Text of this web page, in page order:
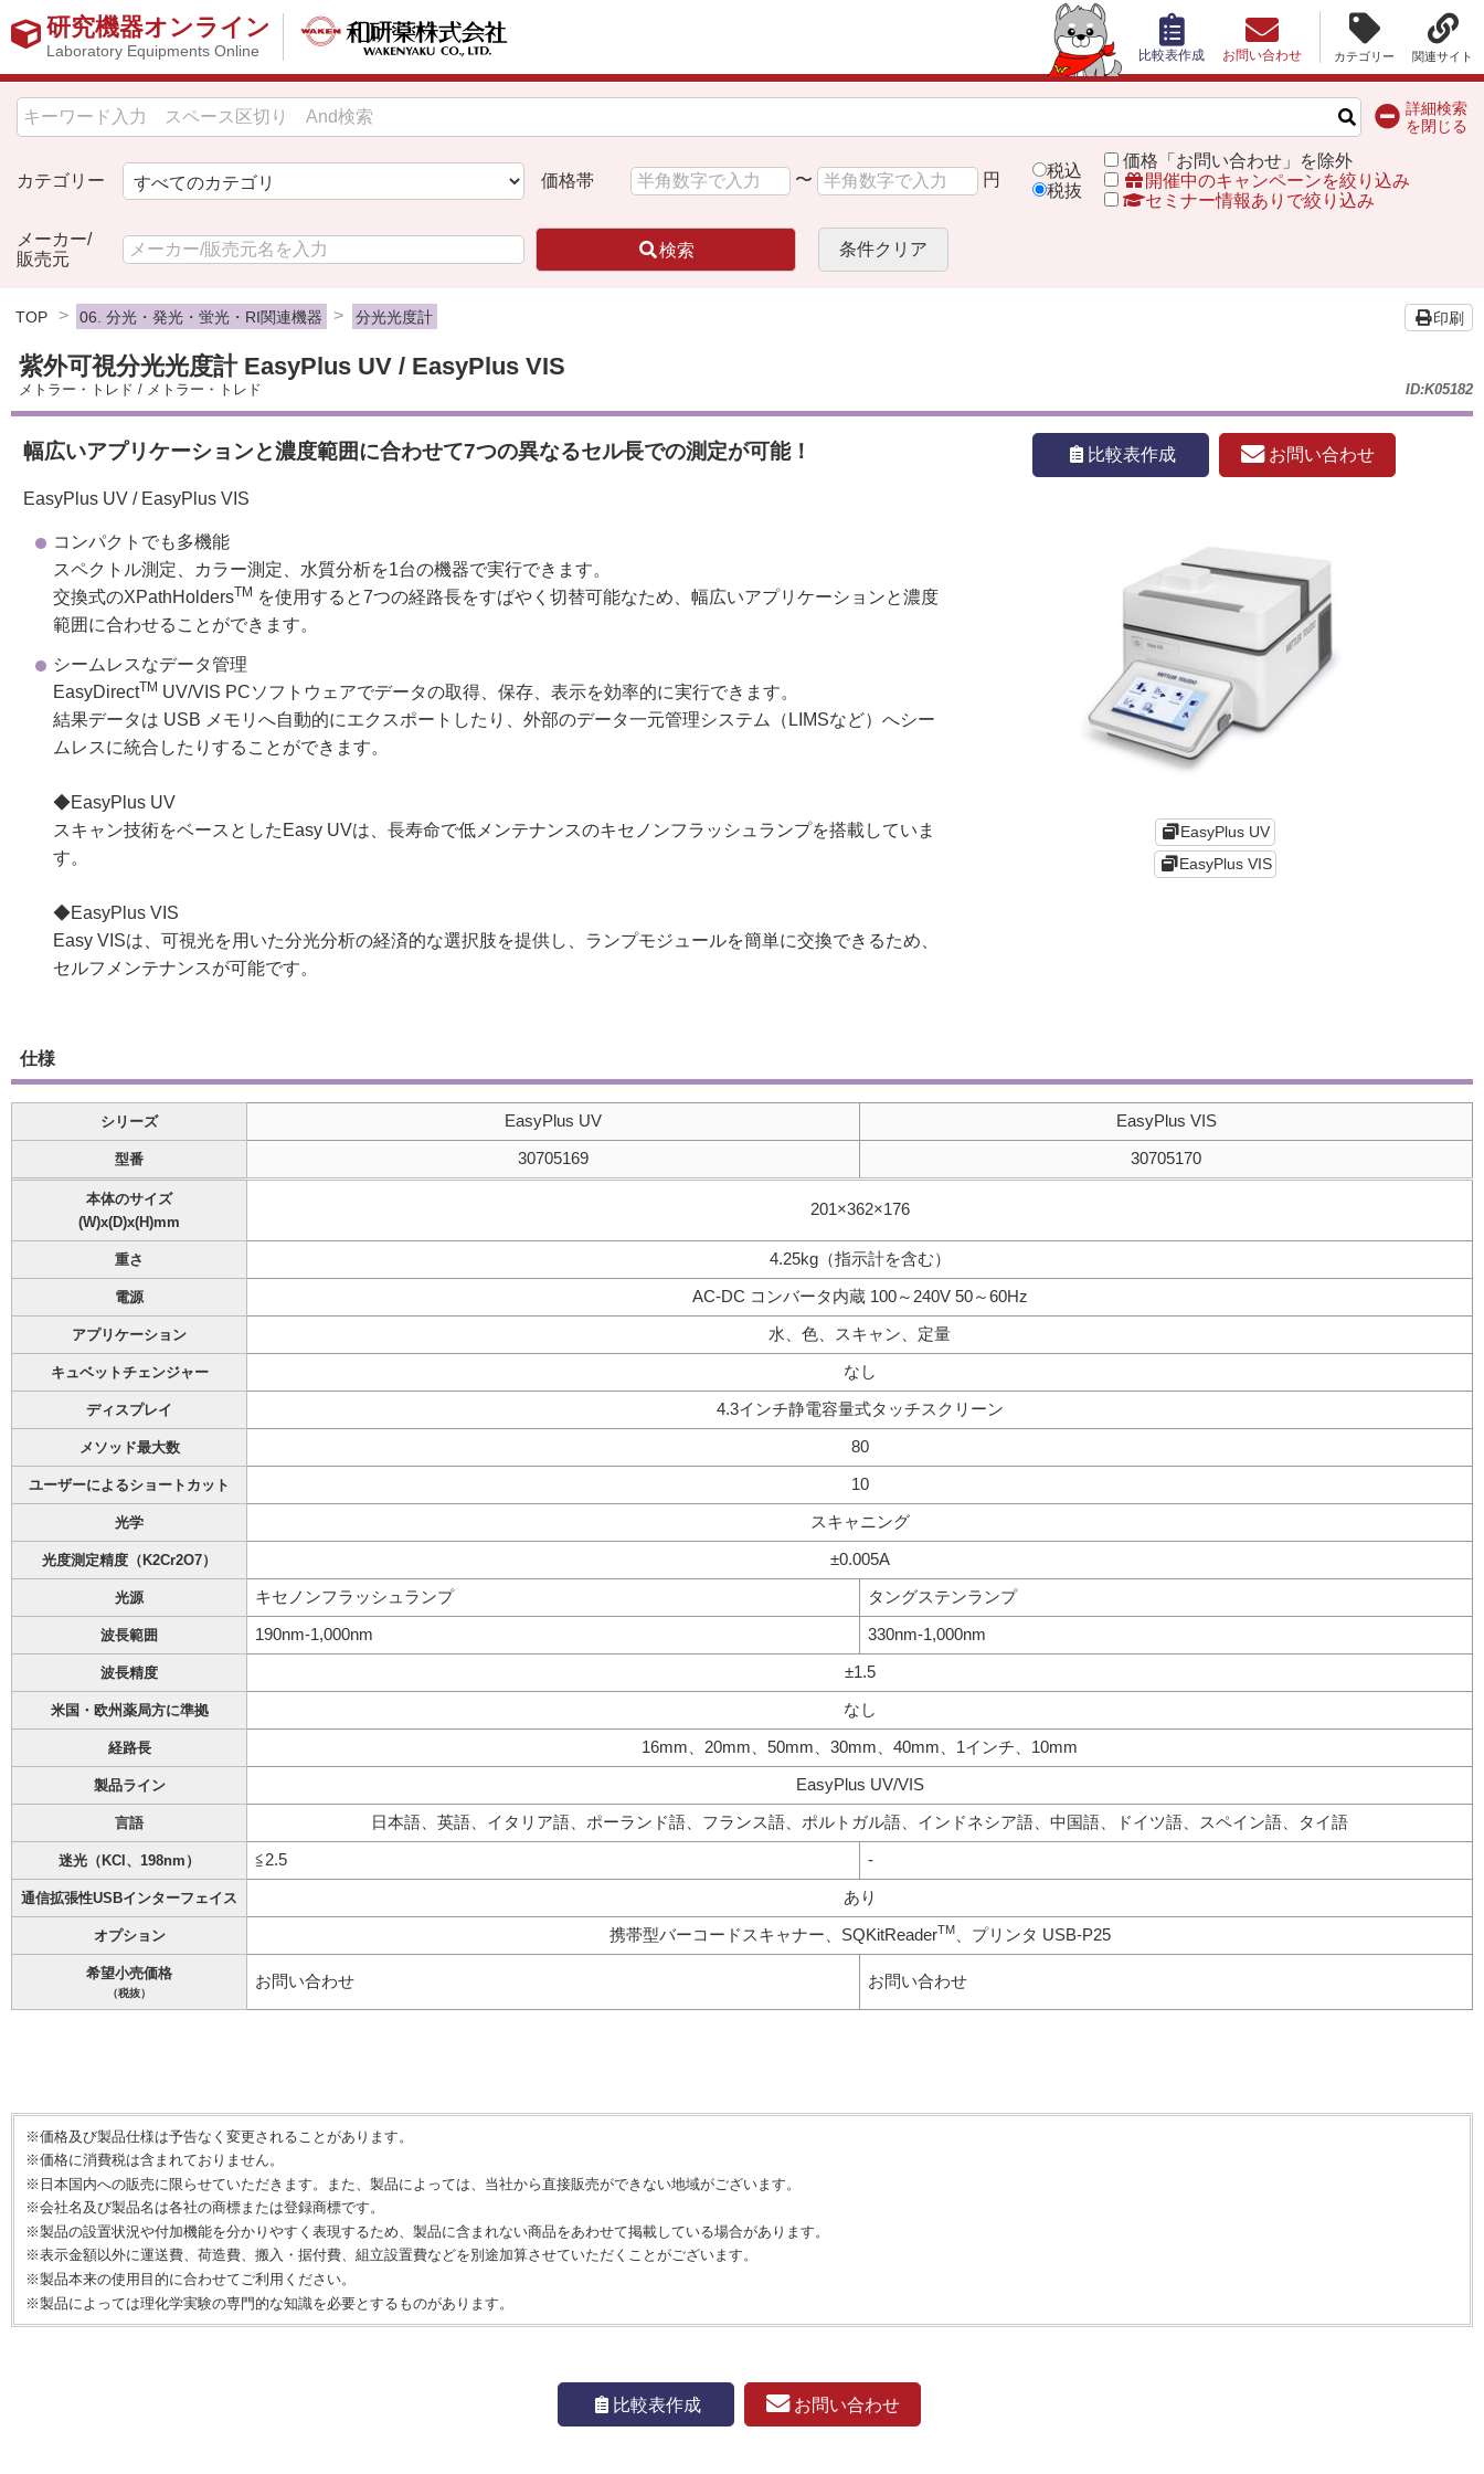
研究機器オンライン
Laboratory Equipments Online カテゴリー 関連サイト
比較表作成 お問い合わせ
詳細検索
を閉じる
カテゴリー
メーカー/
販売元
価格帯 〜 円
税込
税抜
価格「お問い合わせ」を除外
開催中のキャンペーンを絞り込み
セミナー情報ありで絞り込み
検索 条件クリア
TOP 06. 分光・発光・蛍光・RI関連機器 分光光度計 印刷
紫外可視分光光度計 EasyPlus UV / EasyPlus VIS
メトラー・トレド / メトラー・トレド ID:K05182
比較表作成 お問い合わせ
EasyPlus UV
EasyPlus VIS
幅広いアプリケーションと濃度範囲に合わせて7つの異なるセル長での測定が可能！
EasyPlus UV / EasyPlus VIS
コンパクトでも多機能
スペクトル測定、カラー測定、水質分析を1台の機器で実行できます。
交換式のXPathHoldersTM を使用すると7つの経路長をすばやく切替可能なため、幅広いアプリケーションと濃度
範囲に合わせることができます。
シームレスなデータ管理
EasyDirectTM UV/VIS PCソフトウェアでデータの取得、保存、表示を効率的に実行できます。
結果データは USB メモリへ自動的にエクスポートしたり、外部のデータ一元管理システム（LIMSなど）へシー
ムレスに統合したりすることができます。
◆EasyPlus UV
スキャン技術をベースとしたEasy UVは、長寿命で低メンテナンスのキセノンフラッシュランプを搭載していま
す。
◆EasyPlus VIS
Easy VISは、可視光を用いた分光分析の経済的な選択肢を提供し、ランプモジュールを簡単に交換できるため、
セルフメンテナンスが可能です。
仕様
シリーズ EasyPlus UV EasyPlus VIS
型番 30705169 30705170
本体のサイズ
(W)x(D)x(H)mm
201×362×176
重さ 4.25kg（指示計を含む）
電源 AC-DC コンバータ内蔵 100～240V 50～60Hz
アプリケーション 水、色、スキャン、定量
キュベットチェンジャー なし
ディスプレイ 4.3インチ静電容量式タッチスクリーン
メソッド最大数 80
ユーザーによるショートカット 10
光学 スキャニング
光度測定精度（K2Cr2O7） ±0.005A
光源 キセノンフラッシュランプ タングステンランプ
波長範囲 190nm-1,000nm 330nm-1,000nm
波長精度 ±1.5
米国・欧州薬局方に準拠 なし
経路長 16mm、20mm、50mm、30mm、40mm、1インチ、10mm
製品ライン EasyPlus UV/VIS
言語 日本語、英語、イタリア語、ポーランド語、フランス語、ポルトガル語、インドネシア語、中国語、ドイツ語、スペイン語、タイ語
迷光（KCl、198nm） ≦2.5 -
通信拡張性USBインターフェイス あり
オプション 携帯型バーコードスキャナー、SQKitReaderTM、プリンタ USB-P25
希望小売価格
（税抜）
お問い合わせ お問い合わせ
※価格及び製品仕様は予告なく変更されることがあります。
※価格に消費税は含まれておりません。
※日本国内への販売に限らせていただきます。また、製品によっては、当社から直接販売ができない地域がございます。
※会社名及び製品名は各社の商標または登録商標です。
※製品の設置状況や付加機能を分かりやすく表現するため、製品に含まれない商品をあわせて掲載している場合があります。
※表示金額以外に運送費、荷造費、搬入・据付費、組立設置費などを別途加算させていただくことがございます。
※製品本来の使用目的に合わせてご利用ください。
※製品によっては理化学実験の専門的な知識を必要とするものがあります。
比較表作成 お問い合わせ